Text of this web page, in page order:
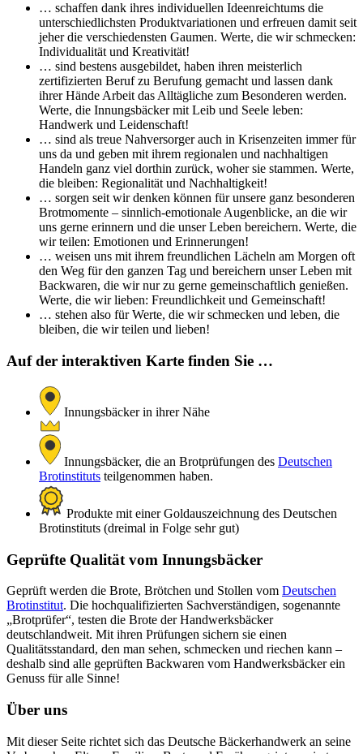
… schaffen dank ihres individuellen Ideenreichtums die
unterschiedlichsten Produktvariationen und erfreuen damit seit
jeher die verschiedensten Gaumen. Werte, die wir schmecken:
Individualität und Kreativität!
… sind bestens ausgebildet, haben ihren meisterlich
zertifizierten Beruf zu Berufung gemacht und lassen dank
ihrer Hände Arbeit das Alltägliche zum Besonderen werden.
Werte, die Innungsbäcker mit Leib und Seele leben:
Handwerk und Leidenschaft!
… sind als treue Nahversorger auch in Krisenzeiten immer für
uns da und geben mit ihrem regionalen und nachhaltigen
Handeln ganz viel dorthin zurück, woher sie stammen. Werte,
die bleiben: Regionalität und Nachhaltigkeit!
… sorgen seit wir denken können für unsere ganz besonderen
Brotmomente – sinnlich-emotionale Augenblicke, an die wir
uns gerne erinnern und die unser Leben bereichern. Werte, die
wir teilen: Emotionen und Erinnerungen!
… weisen uns mit ihrem freundlichen Lächeln am Morgen oft
den Weg für den ganzen Tag und bereichern unser Leben mit
Backwaren, die wir nur zu gerne gemeinschaftlich genießen.
Werte, die wir lieben: Freundlichkeit und Gemeinschaft!
… stehen also für Werte, die wir schmecken und leben, die
bleiben, die wir teilen und lieben!
Auf der interaktiven Karte finden Sie …
Innungsbäcker in ihrer Nähe
Innungsbäcker, die an Brotprüfungen des Deutschen
Brotinstituts teilgenommen haben.
Produkte mit einer Goldauszeichnung des Deutschen
Brotinstituts (dreimal in Folge sehr gut)
Geprüfte Qualität vom Innungsbäcker
Geprüft werden die Brote, Brötchen und Stollen vom Deutschen
Brotinstitut. Die hochqualifizierten Sachverständigen, sogenannte
„Brotprüfer“, testen die Brote der Handwerksbäcker
deutschlandweit. Mit ihren Prüfungen sichern sie einen
Qualitätsstandard, den man sehen, schmecken und riechen kann –
deshalb sind alle geprüften Backwaren vom Handwerksbäcker ein
Genuss für alle Sinne!
Über uns
Mit dieser Seite richtet sich das Deutsche Bäckerhandwerk an seine